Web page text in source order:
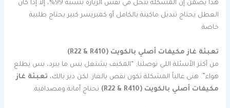
هذا يضمن إن المشكلة تنحل في نفس الزيارة بنسبة 99%، إلا إذا كان
العطل يحتاج تبديل ماكينة بالكامل أو كمبريسر كبير يحتاج طلبية
خاصة.
تعبئة غاز مكيفات أصلي بالكويت (R22 & R410)
من أكثر الأسئلة اللي توصلنا: “المكيف يشتغل بس ما يبرد، بس يطلع
هواء”. هني غالباً المشكلة تكون نقص بالغاز. لكن دير بالك، تعبئة غاز
مكيفات أصلي بالكويت (R22 & R410)
تحتاج أمانة ومصداقية.